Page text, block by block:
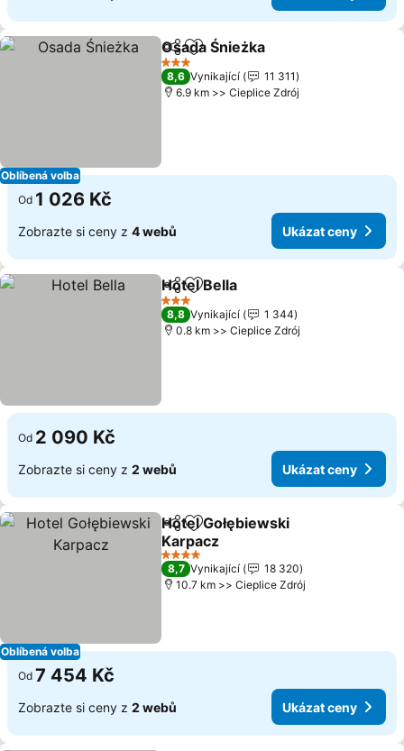
Oblíbená volba
SdíletPřidat na seznam oblíbených
Osada Śnieżka
3 Počet hvězdiček
8,6 Vynikající
11 311
6.9 km >> Cieplice Zdrój
Od 1 026 Kč
Zobrazte si ceny z 4 webů Ukázat ceny
SdíletPřidat na seznam oblíbených
Hotel Bella
3 Počet hvězdiček
8,8 Vynikající
1 344
0.8 km >> Cieplice Zdrój
Od 2 090 Kč
Zobrazte si ceny z 2 webů Ukázat ceny
Oblíbená volba
SdíletPřidat na seznam oblíbených
Hotel Gołębiewski
Karpacz
Ukázat ceny
4 Počet hvězdiček
8,7 Vynikající
18 320
10.7 km >> Cieplice Zdrój
Od 7 454 Kč
Zobrazte si ceny z 2 webů Ukázat ceny